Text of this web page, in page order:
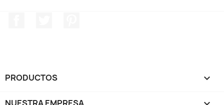
PRODUCTOS 